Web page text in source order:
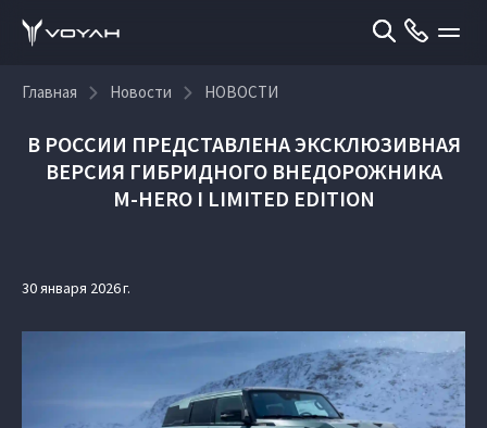
Главная Новости НОВОСТИ
В РОССИИ ПРЕДСТАВЛЕНА ЭКСКЛЮЗИВНАЯ
ВЕРСИЯ ГИБРИДНОГО ВНЕДОРОЖНИКА
M‑HERO I LIMITED EDITION
30 января 2026 г.